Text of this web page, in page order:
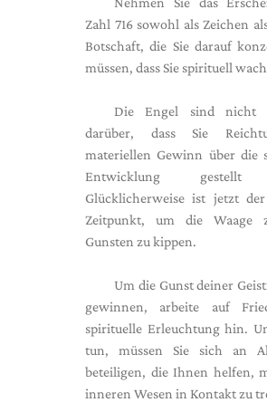
Zahl 716 sowohl als Zeichen
Botschaft, die Sie darauf
müssen, dass Sie spirituell
Die Engel sind nicht
darüber, dass Sie
materiellen Gewinn über die
Entwicklung gestellt
Glücklicherweise ist jetzt
Zeitpunkt, um die Waage
Gunsten zu kippen.
Um die Gunst deiner
gewinnen, arbeite auf
spirituelle Erleuchtung hin.
tun, müssen Sie sich an
beteiligen, die Ihnen helfen,
inneren Wesen in Kontakt zu